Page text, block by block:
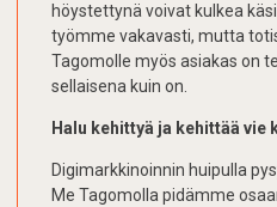
höystettynä voivat kulkea
työmme vakavasti, mutta
Tagomolle myös asiakas on
sellaisena kuin on.
Halu kehittyä ja kehittää vie
Digimarkkinoinnin huipulla
Me Tagomolla pidämme